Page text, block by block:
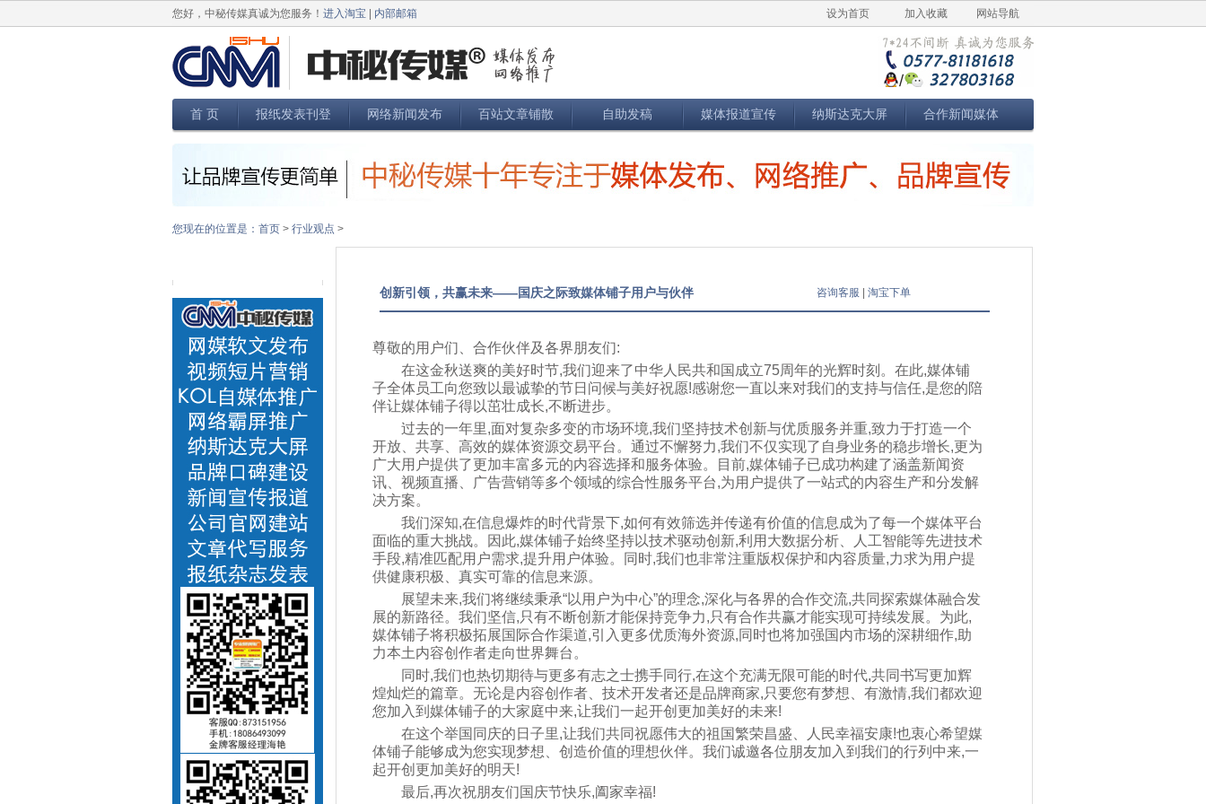
您好，中秘传媒真诚为您服务！ 进入淘宝 内部邮箱 设为首页 加入收藏 网站导航
首 页 报纸发表刊登 网络新闻发布 百站文章铺散 自助发稿 媒体报道宣传 纳斯达克大屏 合作新闻媒体
您现在的位置是： 首页 > 行业观点 >
创新引领，共赢未来——国庆之际致媒体铺子用户与伙伴 咨询客服 淘宝下单
尊敬的用户们、合作伙伴及各界朋友们:
在这金秋送爽的美好时节,我们迎来了中华人民共和国成立75周年的光辉时刻。在此,媒体铺
子全体员工向您致以最诚挚的节日问候与美好祝愿!感谢您一直以来对我们的支持与信任,是您的陪
伴让媒体铺子得以茁壮成长,不断进步。
过去的一年里,面对复杂多变的市场环境,我们坚持技术创新与优质服务并重,致力于打造一个
开放、共享、高效的媒体资源交易平台。通过不懈努力,我们不仅实现了自身业务的稳步增长,更为
广大用户提供了更加丰富多元的内容选择和服务体验。目前,媒体铺子已成功构建了涵盖新闻资
讯、视频直播、广告营销等多个领域的综合性服务平台,为用户提供了一站式的内容生产和分发解
决方案。
我们深知,在信息爆炸的时代背景下,如何有效筛选并传递有价值的信息成为了每一个媒体平台
面临的重大挑战。因此,媒体铺子始终坚持以技术驱动创新,利用大数据分析、人工智能等先进技术
手段,精准匹配用户需求,提升用户体验。同时,我们也非常注重版权保护和内容质量,力求为用户提
供健康积极、真实可靠的信息来源。
展望未来,我们将继续秉承“以用户为中心”的理念,深化与各界的合作交流,共同探索媒体融合发
展的新路径。我们坚信,只有不断创新才能保持竞争力,只有合作共赢才能实现可持续发展。为此,
媒体铺子将积极拓展国际合作渠道,引入更多优质海外资源,同时也将加强国内市场的深耕细作,助
力本土内容创作者走向世界舞台。
同时,我们也热切期待与更多有志之士携手同行,在这个充满无限可能的时代,共同书写更加辉
煌灿烂的篇章。无论是内容创作者、技术开发者还是品牌商家,只要您有梦想、有激情,我们都欢迎
您加入到媒体铺子的大家庭中来,让我们一起开创更加美好的未来!
在这个举国同庆的日子里,让我们共同祝愿伟大的祖国繁荣昌盛、人民幸福安康!也衷心希望媒
体铺子能够成为您实现梦想、创造价值的理想伙伴。我们诚邀各位朋友加入到我们的行列中来,一
起开创更加美好的明天!
最后,再次祝朋友们国庆节快乐,阖家幸福!